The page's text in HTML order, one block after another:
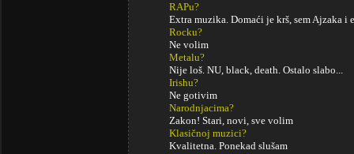
RAPu?
Extra muzika. Domaći je krš, sem Ajzaka i
Rocku?
Ne volim
Metalu?
Nije loš. NU, black, death. Ostalo slabo...
Irishu?
Ne gotivim
Narodnjacima?
Zakon! Stari, novi, sve volim
Klasičnoj muzici?
Kvalitetna. Ponekad slušam